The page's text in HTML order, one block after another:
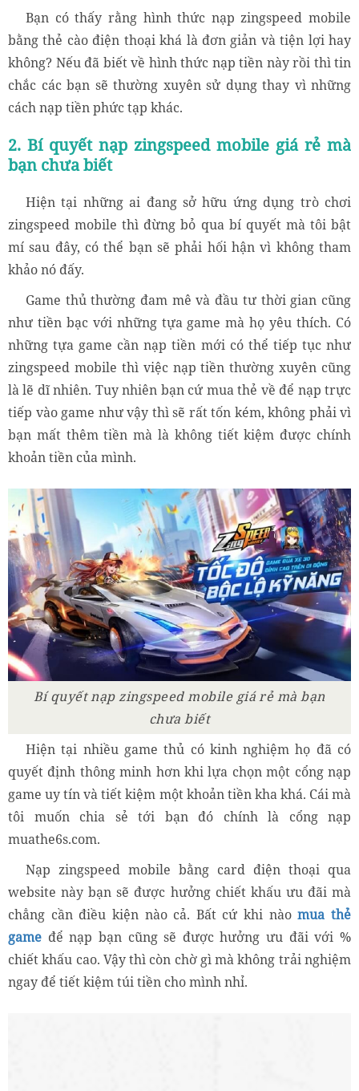
Bạn có thấy rằng hình thức nạp zingspeed mobile
bằng thẻ cào điện thoại khá là đơn giản và tiện lợi hay
không? Nếu đã biết về hình thức nạp tiền này rồi thì tin
chắc các bạn sẽ thường xuyên sử dụng thay vì những
cách nạp tiền phức tạp khác.
2. Bí quyết nạp zingspeed mobile giá rẻ mà
bạn chưa biết
Hiện tại những ai đang sở hữu ứng dụng trò chơi
zingspeed mobile thì đừng bỏ qua bí quyết mà tôi bật
mí sau đây, có thể bạn sẽ phải hối hận vì không tham
khảo nó đấy.
Game thủ thường đam mê và đầu tư thời gian cũng
như tiền bạc với những tựa game mà họ yêu thích. Có
những tựa game cần nạp tiền mới có thể tiếp tục như
zingspeed mobile thì việc nạp tiền thường xuyên cũng
là lẽ dĩ nhiên. Tuy nhiên bạn cứ mua thẻ về để nạp trực
tiếp vào game như vậy thì sẽ rất tốn kém, không phải vì
bạn mất thêm tiền mà là không tiết kiệm được chính
khoản tiền của mình.
Bí quyết nạp zingspeed mobile giá rẻ mà bạn
chưa biết
Hiện tại nhiều game thủ có kinh nghiệm họ đã có
quyết định thông minh hơn khi lựa chọn một cổng nạp
game uy tín và tiết kiệm một khoản tiền kha khá. Cái mà
tôi muốn chia sẻ tới bạn đó chính là cổng nạp
muathe6s.com.
Nạp zingspeed mobile bằng card điện thoại qua
website này bạn sẽ được hưởng chiết khấu ưu đãi mà
chẳng cần điều kiện nào cả. Bất cứ khi nàomua thẻ
game để nạp bạn cũng sẽ được hưởng ưu đãi với %
chiết khấu cao. Vậy thì còn chờ gì mà không trải nghiệm
ngay để tiết kiệm túi tiền cho mình nhỉ.